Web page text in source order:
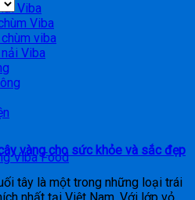
Viba
Viba
viba
Viba
Viba Food
vàng cho sức khỏe và sắc đẹp
tây là một trong những loại trái
nhất tại Việt Nam. Với lớp vỏ